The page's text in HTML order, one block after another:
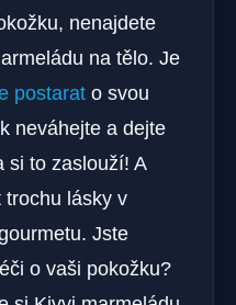
nenajdete
na tělo. Je
postarat o svou
neváhejte a dejte
si to zaslouží! A
trochu lásky v
Jste
o vaši pokožku?